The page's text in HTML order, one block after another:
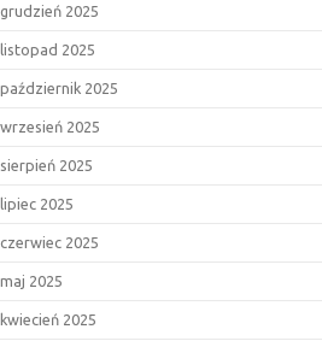
grudzień 2025
listopad 2025
październik 2025
wrzesień 2025
sierpień 2025
lipiec 2025
czerwiec 2025
maj 2025
kwiecień 2025